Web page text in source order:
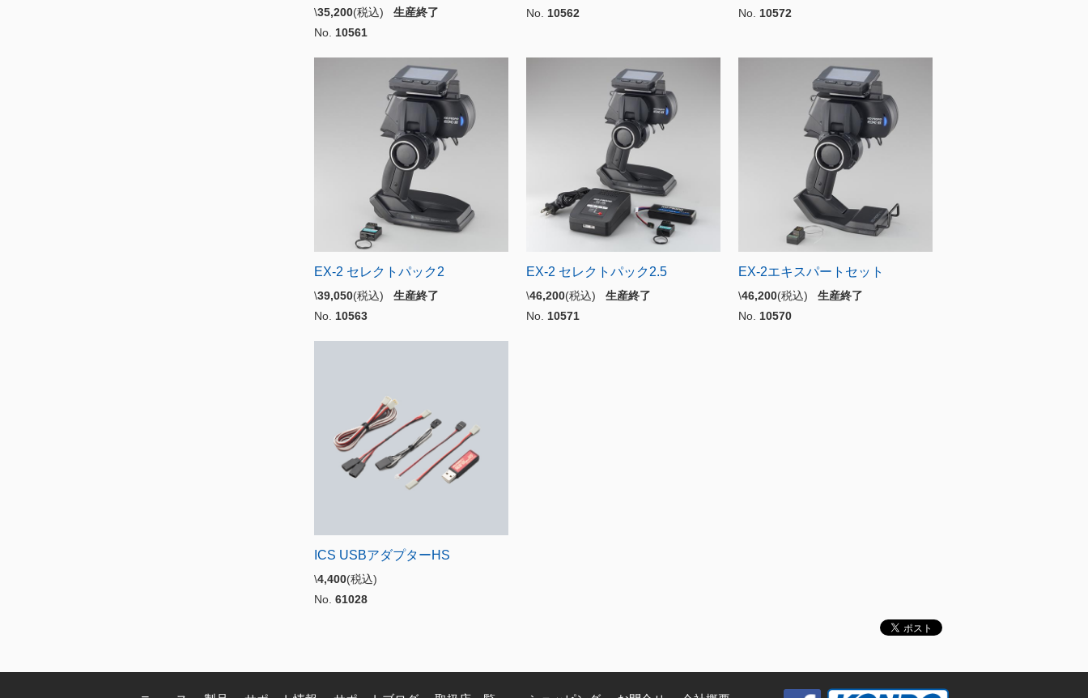
\35,200(税込) 生産終了
No. 10561
No. 10562
No. 10572
EX-2 セレクトパック2
\39,050(税込) 生産終了
No. 10563
EX-2 セレクトパック2.5
\46,200(税込) 生産終了
No. 10571
EX-2エキスパートセット
\46,200(税込) 生産終了
No. 10570
ICS USBアダプターHS
\4,400(税込)
No. 61028